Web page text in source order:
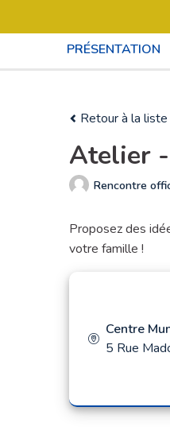
PRÉSENTATION
Retour à la liste
Atelier
Rencontre
Proposez des
votre famille !
Centre
5 Rue